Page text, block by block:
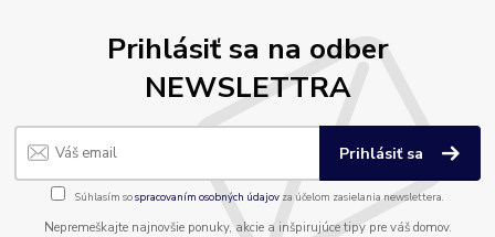
Prihlásiť sa na odber
NEWSLETTRA
Prihlásiť sa
Súhlasím sospracovaním osobných údajov za účelom zasielania newslettera.
Nepremeškajte najnovšie ponuky, akcie a inšpirujúce tipy pre váš domov.